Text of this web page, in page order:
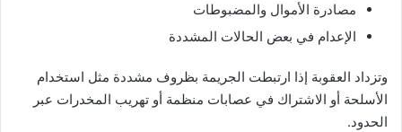
مصادرة الأموال والمضبوطات
الإعدام في بعض الحالات المشددة
وتزداد العقوبة إذا ارتبطت الجريمة بظروف مشددة مثل استخدام
الأسلحة أو الاشتراك في عصابات منظمة أو تهريب المخدرات عبر
الحدود.